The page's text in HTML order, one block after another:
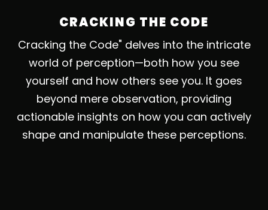
CRACKING THE CODE
Cracking the Code" delves into the intricate
world of perception—both how you see
yourself and how others see you. It goes
beyond mere observation, providing
actionable insights on how you can actively
shape and manipulate these perceptions.